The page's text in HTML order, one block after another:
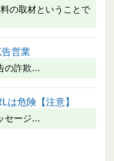
の取材ということで
営業
の詐欺…
は危険【注意】
セージ…